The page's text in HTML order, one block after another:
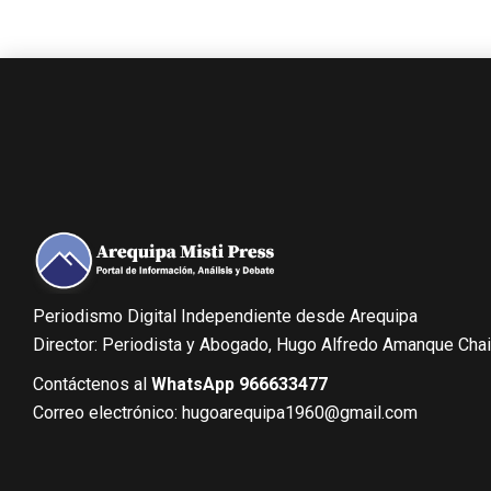
Periodismo Digital Independiente desde Arequipa
Director: Periodista y Abogado, Hugo Alfredo Amanque
Contáctenos al WhatsApp 966633477
Correo electrónico: hugoarequipa1960@gmail.com